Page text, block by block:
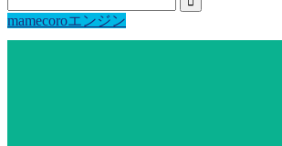
mamecoroエンジン